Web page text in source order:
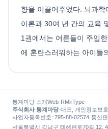
향을 이끌어주었다. 뇌과
이론과 30여 년 간의 교육
1권에서는 어른들이 주입
에 혼란스러워하는 아이들
통계마당 소개Web-RMirType
주식회사 통계마당·대표, 개인정보보
사업자등록번호: 795-88-02574·통신
서울특별시 강남구 테헤란로70길 12,